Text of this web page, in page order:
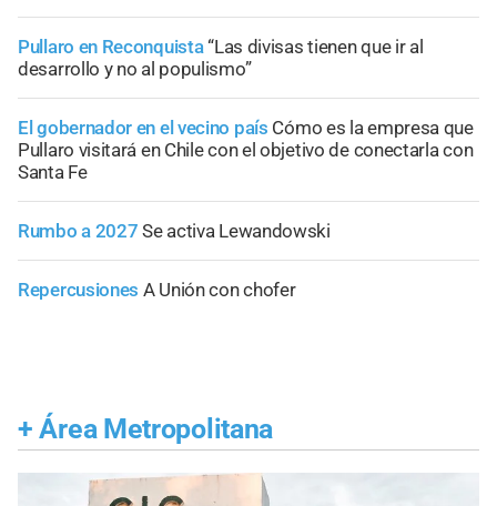
Pullaro en Reconquista“Las divisas tienen que ir al
desarrollo y no al populismo”
El gobernador en el vecino país Cómo es la empresa que
Pullaro visitará en Chile con el objetivo de conectarla con
Santa Fe
Rumbo a 2027 Se activa Lewandowski
Repercusiones A Unión con chofer
+ Área Metropolitana